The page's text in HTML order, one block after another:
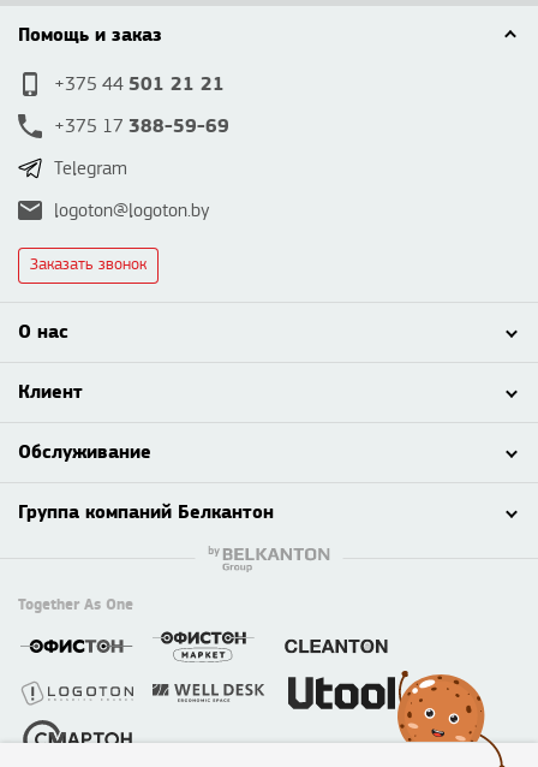
Помощь и заказ
+375 44 501 21 21
+375 17 388-59-69
Telegram
logoton@logoton.by
Заказать звонок
О нас
Клиент
Обслуживание
Группа компаний Белкантон
Together As One